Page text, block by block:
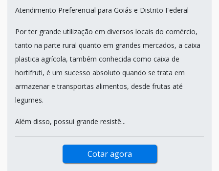
Atendimento Preferencial para Goiás e Distrito Federal
Por ter grande utilização em diversos locais do comércio,
tanto na parte rural quanto em grandes mercados, a caixa
plastica agrícola, também conhecida como caixa de
hortifruti, é um sucesso absoluto quando se trata em
armazenar e transportas alimentos, desde frutas até
legumes.
Além disso, possui grande resistê...
Cotar agora